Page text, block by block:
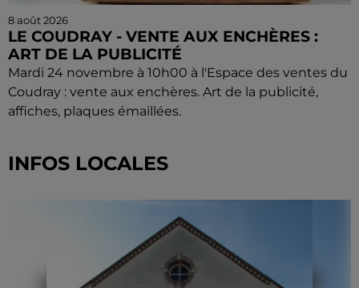
8 août 2026
LE COUDRAY - VENTE AUX ENCHÈRES :
ART DE LA PUBLICITÉ
Mardi 24 novembre à 10h00 à l'Espace des ventes du
Coudray : vente aux enchères. Art de la publicité,
affiches, plaques émaillées.
INFOS LOCALES